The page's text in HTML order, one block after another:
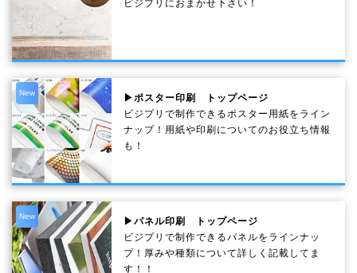
ビジプリにおまかせ下さい！
New
▶ポスター印刷 トップページ
ビジプリで制作できるポスター用紙をライン
ナップ！用紙や印刷についてのお役立ち情報
も！
New
▶パネル印刷 トップページ
ビジプリで制作できるパネルをラインナッ
プ！厚みや種類について詳しく記載してま
す！！